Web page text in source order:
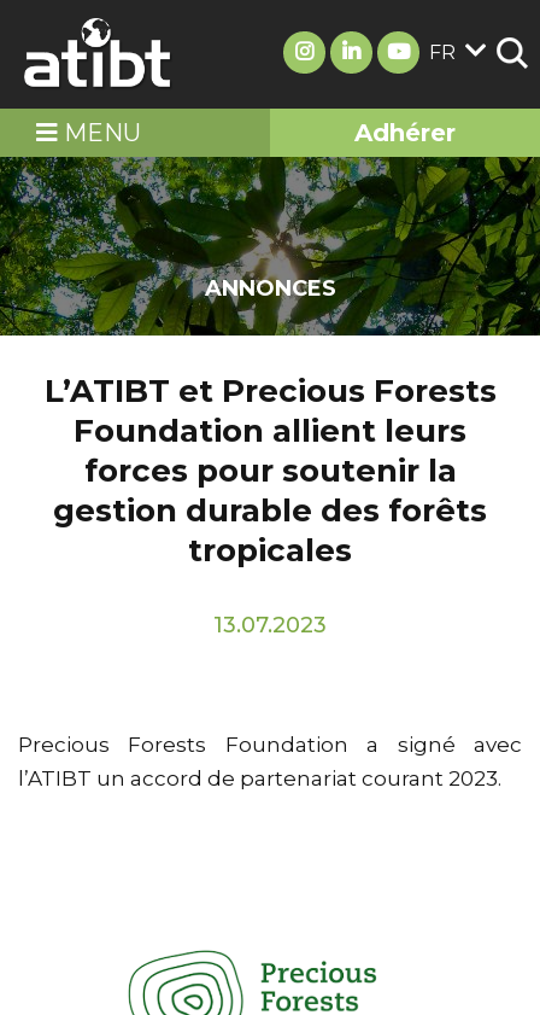
FR
MENU Adhérer
ANNONCES
L’ATIBT et Precious Forests
Foundation allient leurs
forces pour soutenir la
gestion durable des forêts
tropicales
13.07.2023
Precious Forests Foundation a signé avec
l’ATIBT un accord de partenariat courant 2023.